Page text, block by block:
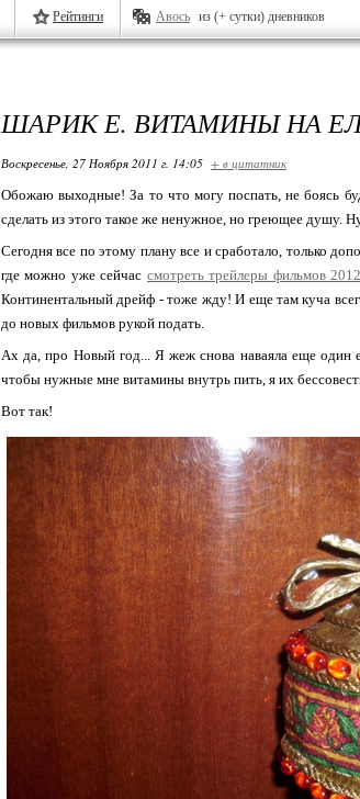
Рейтинги Авось из (+ сутки) дневников
ШАРИК Е. ВИТАМИНЫ НА
Воскресенье, 27 Ноября 2011 г. 14:05 + в цитатник
Обожаю выходные! За то что могу поспать, не боясь
сделать из этого такое же ненужное, но греющее душу.
Сегодня все по этому плану все и сработало, только
где можно уже сейчас смотреть трейлеры фильмов
Континентальный дрейф - тоже жду! И еще там куча
до новых фильмов рукой подать.
Ах да, про Новый год... Я жеж снова наваяла еще один
чтобы нужные мне витамины внутрь пить, я их
Вот так!